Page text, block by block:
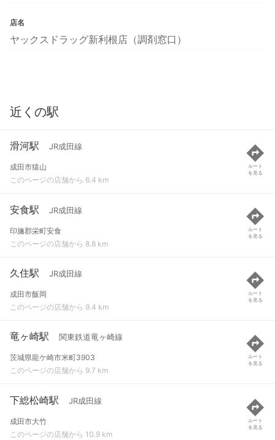
店名
ヤックスドラッグ新利根店（調剤窓口）
近くの駅
滑河駅 JR成田線
成田市猿山
このページの店舗から 6.4 km
ルート
を見る
安食駅 JR成田線
印旛郡栄町安食
このページの店舗から 8.8 km
ルート
を見る
久住駅 JR成田線
成田市飯岡
このページの店舗から 9.4 km
ルート
を見る
竜ヶ崎駅 関東鉄道竜ヶ崎線
茨城県龍ケ崎市米町3903
このページの店舗から 9.7 km
ルート
を見る
下総松崎駅 JR成田線
成田市大竹
このページの店舗から 10.9 km
ルート
を見る